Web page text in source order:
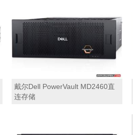
戴尔Dell PowerVault MD2460直
连存储